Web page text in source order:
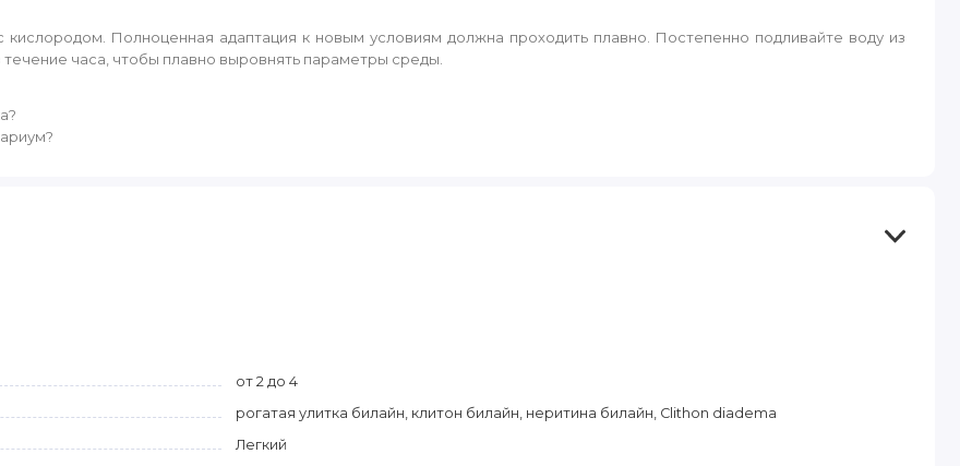
Полноценная адаптация к новым условиям должна проходить плавно. Постепенно подливайте воду из
часа, чтобы плавно выровнять параметры среды.
от 2 до 4
рогатая улитка билайн, клитон билайн, неритина билайн, Clithon diadema
Легкий